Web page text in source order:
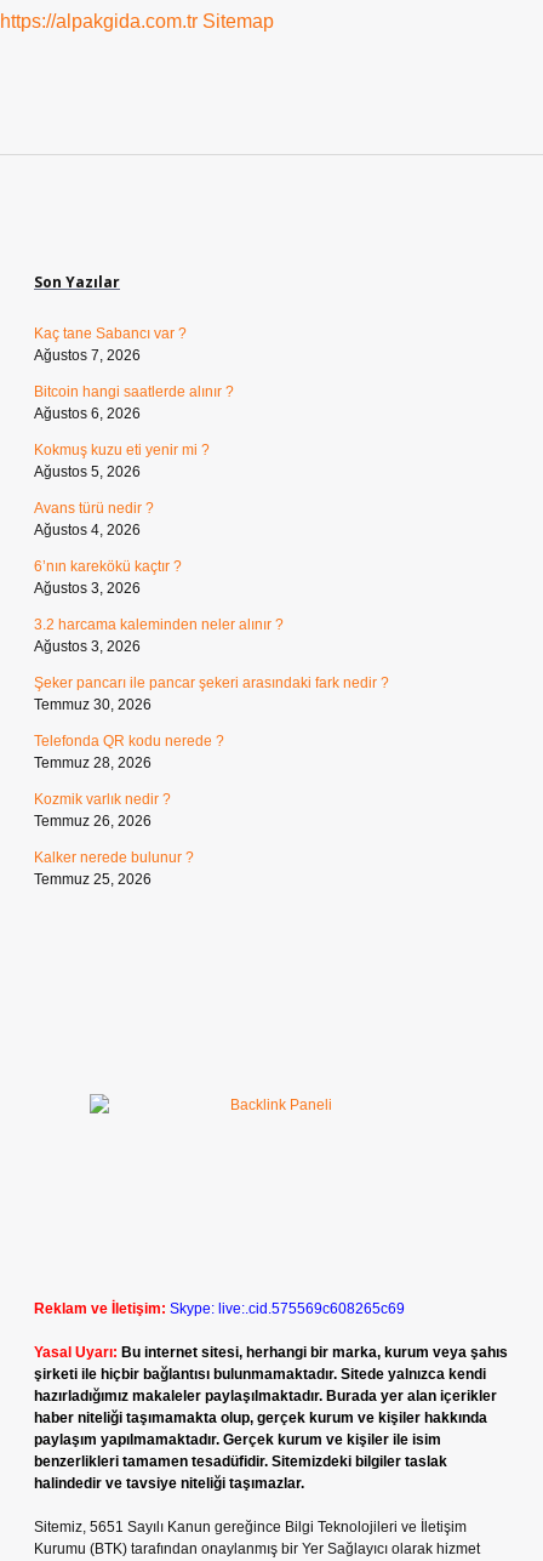
https://alpakgida.com.tr Sitemap
Son Yazılar
Kaç tane Sabancı var ?
Ağustos 7, 2026
Bitcoin hangi saatlerde alınır ?
Ağustos 6, 2026
Kokmuş kuzu eti yenir mi ?
Ağustos 5, 2026
Avans türü nedir ?
Ağustos 4, 2026
6’nın karekökü kaçtır ?
Ağustos 3, 2026
3.2 harcama kaleminden neler alınır ?
Ağustos 3, 2026
Şeker pancarı ile pancar şekeri arasındaki fark nedir ?
Temmuz 30, 2026
Telefonda QR kodu nerede ?
Temmuz 28, 2026
Kozmik varlık nedir ?
Temmuz 26, 2026
Kalker nerede bulunur ?
Temmuz 25, 2026
Reklam ve İletişim: Skype: live:.cid.575569c608265c69
Yasal Uyarı: Bu internet sitesi, herhangi bir marka, kurum veya şahıs
şirketi ile hiçbir bağlantısı bulunmamaktadır. Sitede yalnızca kendi
hazırladığımız makaleler paylaşılmaktadır. Burada yer alan içerikler
haber niteliği taşımamakta olup, gerçek kurum ve kişiler hakkında
paylaşım yapılmamaktadır. Gerçek kurum ve kişiler ile isim
benzerlikleri tamamen tesadüfidir. Sitemizdeki bilgiler taslak
halindedir ve tavsiye niteliği taşımazlar.
Sitemiz, 5651 Sayılı Kanun gereğince Bilgi Teknolojileri ve İletişim
Kurumu (BTK) tarafından onaylanmış bir Yer Sağlayıcı olarak hizmet